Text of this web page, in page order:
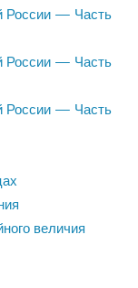
России — Часть
России — Часть
России — Часть
величия